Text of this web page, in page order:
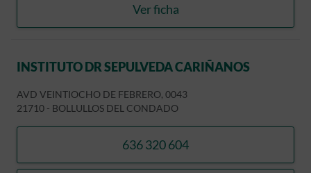
Ver ficha
MOTERO CARRASCO,
INSTITUTO DR SEPULVEDA CARIÑANOS
AVD VEINTIOCHO DE FEBRERO, 0043
21710 - BOLLULLOS DEL CONDADO
636 320 604
llamar INSTITUTO DR